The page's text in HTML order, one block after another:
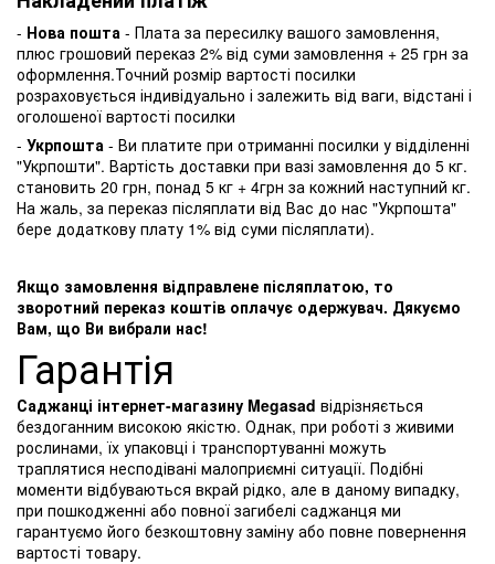
- Нова пошта - Плата за пересилку вашого замовлення,
плюс грошовий переказ 2% від суми замовлення + 25 грн за
оформлення.Точний розмір вартості посилки
розраховується індивідуально і залежить від ваги, відстані і
оголошеної вартості посилки
- Укрпошта - Ви платите при отриманні посилки у відділенні
"Укрпошти". Вартість доставки при вазі замовлення до 5 кг.
становить 20 грн, понад 5 кг + 4грн за кожний наступний кг.
На жаль, за переказ післяплати від Вас до нас "Укрпошта"
бере додаткову плату 1% від суми післяплати).
Якщо замовлення відправлене післяплатою, то
зворотний переказ коштів оплачує одержувач. Дякуємо
Вам, що Ви вибрали нас!
Гарантія
Саджанці інтернет-магазину Megasad відрізняється
бездоганним високою якістю. Однак, при роботі з живими
рослинами, їх упаковці і транспортуванні можуть
траплятися несподівані малоприємні ситуації. Подібні
моменти відбуваються вкрай рідко, але в даному випадку,
при пошкодженні або повної загибелі саджанця ми
гарантуємо його безкоштовну заміну або повне повернення
вартості товару.